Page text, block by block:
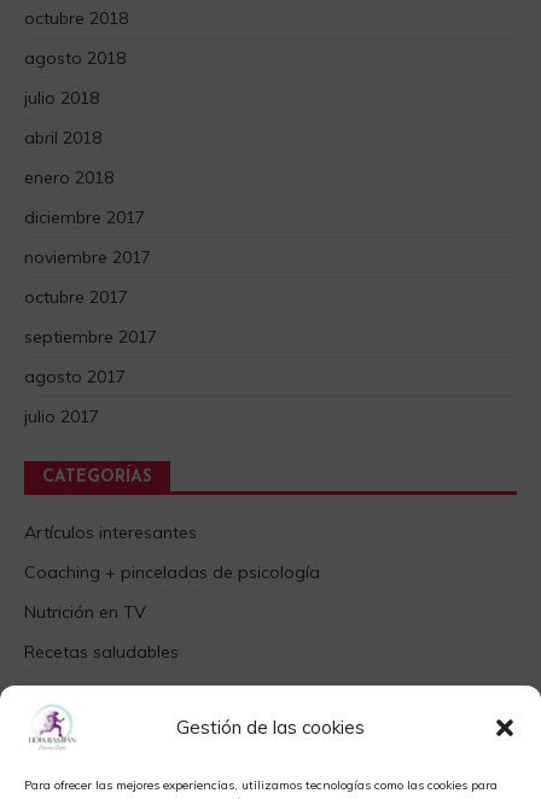
Gestión de las cookies
Para ofrecer las mejores experiencias, utilizamos tecnologías como las cookies para
octubre 2018
agosto 2018
julio 2018
abril 2018
enero 2018
diciembre 2017
noviembre 2017
octubre 2017
septiembre 2017
agosto 2017
julio 2017
CATEGORÍAS
Artículos interesantes
Coaching + pinceladas de psicología
Nutrición en TV
Recetas saludables
SABORES DIFERENTES
Videos TOP
META